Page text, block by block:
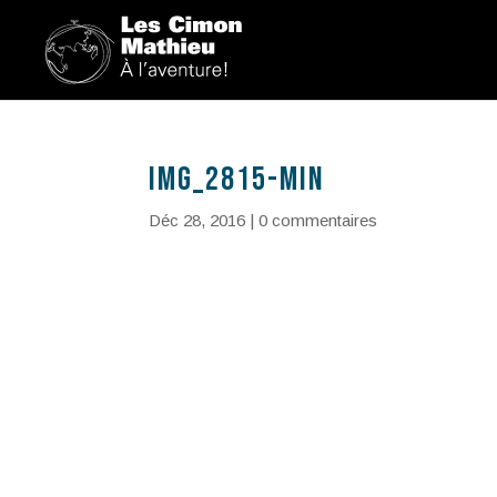
IMG_2815-min
Déc 28, 2016 |0 commentaires